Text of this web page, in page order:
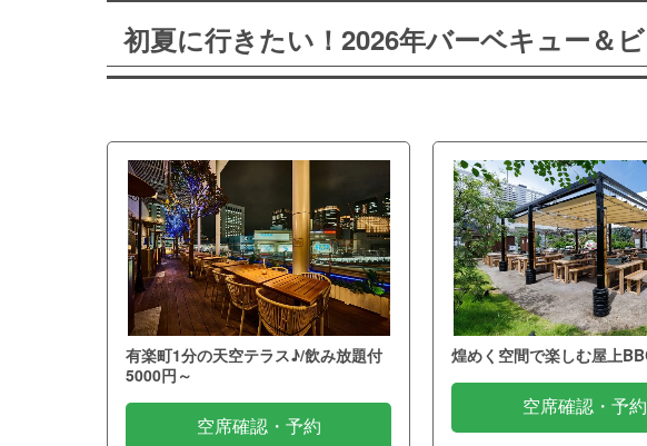
初夏に行きたい！2026年バーベキュー＆
有楽町1分の天空テラス♪/飲み放題付
5000円～
空席確認・予約
煌めく空間で楽しむ屋上
空席確認・予約